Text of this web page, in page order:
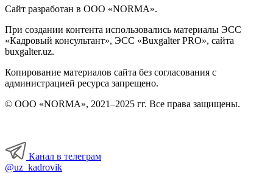
Сайт разработан в ООО «NORMA».
При создании контента использовались материалы ЭСС
«Кадровый консультант», ЭСС «Buxgalter PRO», сайта
buxgalter.uz.
Копирование материалов сайта без согласования с
администрацией ресурса запрещено.
© ООО «NORMA», 2021–2025 гг. Все права защищены.
Канал в телеграм
@uz_kadrovik